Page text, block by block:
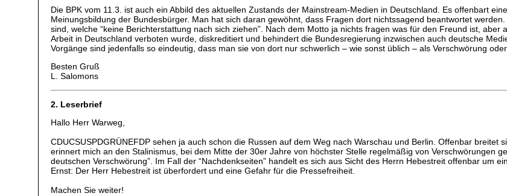
Die BPK vom 11.3. ist auch ein Abbild des aktuellen Zustands der Mainstream-Medien in Deutschland. Es offenbart
Meinungsbildung der Bundesbürger. Man hat sich daran gewöhnt, dass Fragen dort nichtssagend beantwortet
sind, welche “keine Berichterstattung nach sich ziehen”. Nach dem Motto ja nichts fragen was für den Freund ist,
Arbeit in Deutschland verboten wurde, diskreditiert und behindert die Bundesregierung inzwischen auch deutsche
Vorgänge sind jedenfalls so eindeutig, dass man sie von dort nur schwerlich – wie sonst üblich – als Verschwörung
Besten Gruß
L. Salomons
2. Leserbrief
Hallo Herr Warweg,
CDUCSUSPDGRÜNEFDP sehen ja auch schon die Russen auf dem Weg nach Warschau und Berlin. Offenbar breitet
erinnert mich an den Stalinismus, bei dem Mitte der 30er Jahre von höchster Stelle regelmäßig von Verschwörungen
deutschen Verschwörung”. Im Fall der “Nachdenkseiten” handelt es sich aus Sicht des Herrn Hebestreit offenbar um
Ernst: Der Herr Hebestreit ist überfordert und eine Gefahr für die Pressefreiheit.
Machen Sie weiter!